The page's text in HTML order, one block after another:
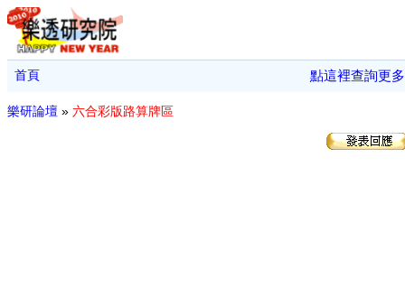
首頁 點這裡查詢更多
樂研論壇 » 六合彩版路算牌區